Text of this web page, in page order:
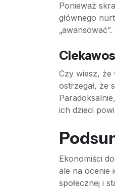
Ponieważ
głównego
Czy wiesz, że
ostrzegał, że
ich dzieci
Ekonomiści
ale na ocenie
społecznej i